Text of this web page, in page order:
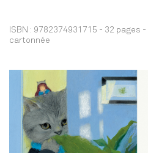
ISBN : 9782374931715 - 32 pages -
cartonnée